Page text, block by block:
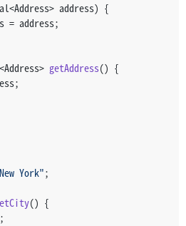
address) {
= address;
getAddress() {
York";
() {